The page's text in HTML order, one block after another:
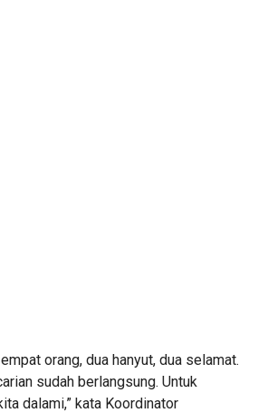
orang, dua hanyut, dua selamat.
sudah berlangsung. Untuk
dalami,” kata Koordinator